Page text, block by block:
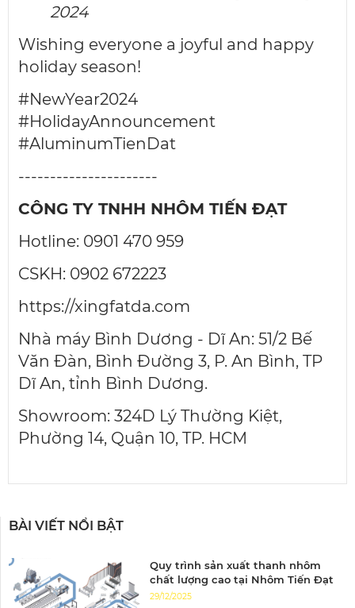
2024
Wishing everyone a joyful and happy
holiday season!
#NewYear2024
#HolidayAnnouncement
#AluminumTienDat
----------------------
CÔNG TY TNHH NHÔM TIẾN ĐẠT
Hotline: 0901 470 959
CSKH: 0902 672223
https://xingfatda.com
Nhà máy Bình Dương - Dĩ An: 51/2 Bế
Văn Đàn, Bình Đường 3, P. An Bình, TP
Dĩ An, tỉnh Bình Dương.
Showroom: 324D Lý Thường Kiệt,
Phường 14, Quận 10, TP. HCM
BÀI VIẾT NỔI BẬT
Quy trình sản xuất thanh nhôm
chất lượng cao tại Nhôm Tiến Đạt
29/12/2025